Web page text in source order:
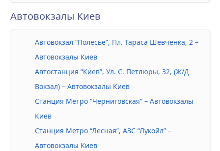
Автовокзалы Киев
Автовокзал “Полесье”, Пл. Тараса Шевченка, 2 –
Автовокзалы Киев
Автостанция “Киев”, Ул. С. Петлюры, 32, (Ж/Д
Вокзал) – Автовокзалы Киев
Станция Метро “Черниговская” – Автовокзалы
Киев
Станция Метро “Лесная”, АЗС “Лукойл” –
Автовокзалы Киев